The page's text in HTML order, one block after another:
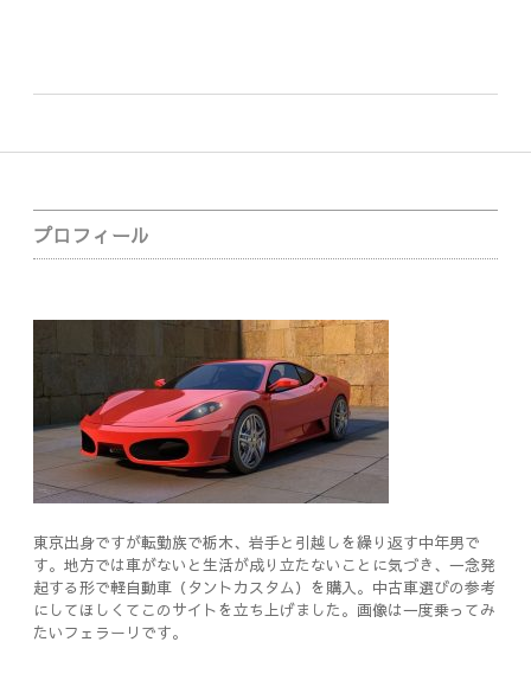
Sidebar
プロフィール
東京出身ですが転勤族で栃木、岩手と引越しを繰り返す中年男で
す。地方では車がないと生活が成り立たないことに気づき、一念発
起する形で軽自動車（タントカスタム）を購入。中古車選びの参考
にしてほしくてこのサイトを立ち上げました。画像は一度乗ってみ
たいフェラーリです。